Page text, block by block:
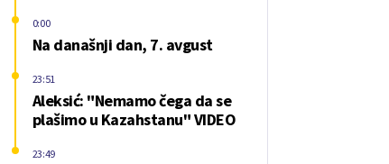
Na današnji dan, 7. avgust
0:00
Aleksić: "Nemamo čega da se
plašimo u Kazahstanu" VIDEO
23:51
23:49